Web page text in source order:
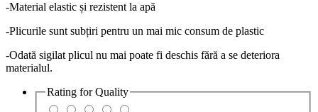
-Material elastic și rezistent la apă
-Plicurile sunt subțiri pentru un mai mic consum de plastic
-Odată sigilat plicul nu mai poate fi deschis fără a se deteriora
materialul.
Rating forQuality